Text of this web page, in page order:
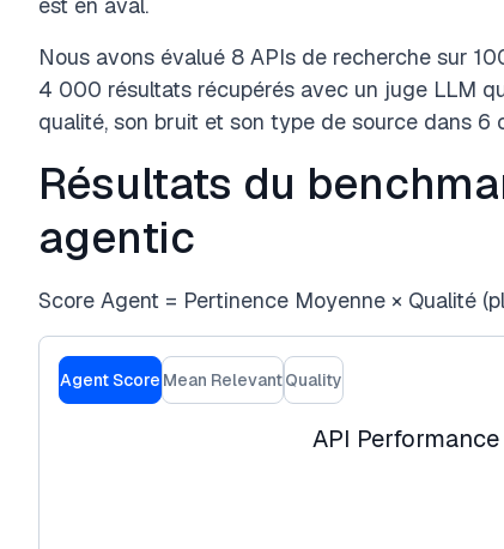
Nous avons évalué 8 APIs de recherche sur
4 000 résultats récupérés avec un juge LLM
qualité, son bruit et son type de source dans 6
Résultats du
agentic
Score Agent = Pertinence Moyenne × Qualité
Agent Score Mean RelevantQuality
API